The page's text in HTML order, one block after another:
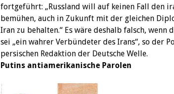
fortgeführt: „Russland will auf keinen Fall den
bemühen, auch in Zukunft mit der gleichen
Iran zu behalten.“ Es wäre deshalb falsch,
sei „ein wahrer Verbündeter des Irans“, so der
persischen Redaktion der Deutsche Welle.
Putins antiamerikanische Parolen